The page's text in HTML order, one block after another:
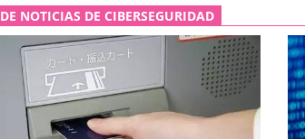
NOTICIAS DE CIBERSEGURIDAD